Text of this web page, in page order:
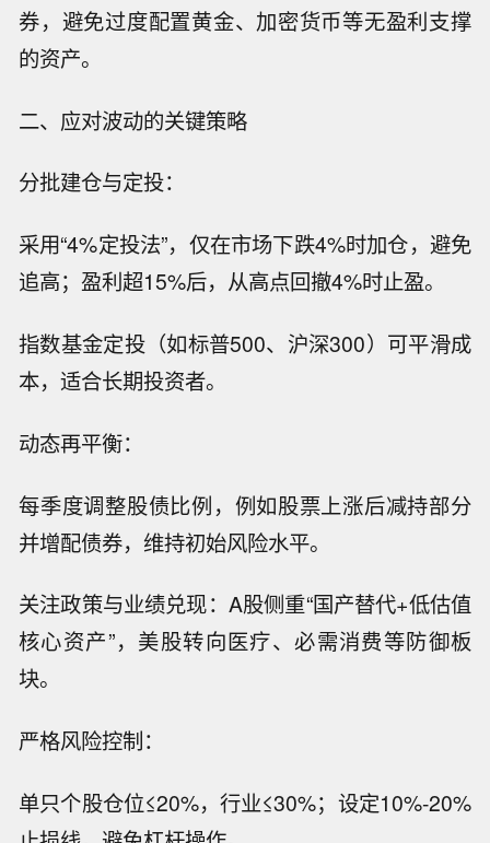
券，避免过度配置黄金、加密货币等无盈利支撑
的资产。
二、应对波动的关键策略
分批建仓与定投：
采用“4%定投法”，仅在市场下跌4%时加仓，避免
追高；盈利超15%后，从高点回撤4%时止盈。
指数基金定投（如标普500、沪深300）可平滑成
本，适合长期投资者。
动态再平衡：
每季度调整股债比例，例如股票上涨后减持部分
并增配债券，维持初始风险水平。
关注政策与业绩兑现：A股侧重“国产替代+低估值
核心资产”，美股转向医疗、必需消费等防御板
块。
严格风险控制：
单只个股仓位≤20%，行业≤30%；设定10%-20%